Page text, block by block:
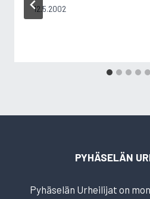
12.5.2002
PYHÄSELÄN
Pyhäselän Urheilijat on